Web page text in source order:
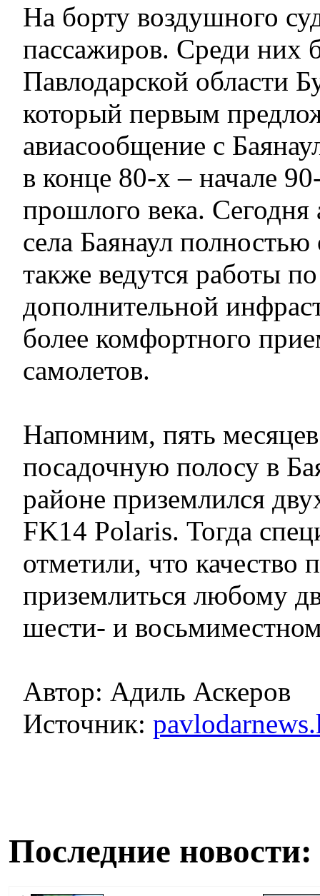
На борту воздушного
пассажиров. Среди них
Павлодарской области
который первым
авиасообщение с
в конце 80-х – начале
прошлого века. Сегодня
села Баянаул
также ведутся работы
дополнительной
более комфортного
самолетов.
Напомним, пять месяцев
посадочную полосу в
районе приземлился
FK14 Polaris. Тогда
отметили, что качество
приземлиться любому
шести- и
Автор: Адиль Аскеров
Источник:
Последние новости: